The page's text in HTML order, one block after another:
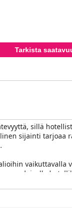
Tarkista
sillä
sijainti tarjoaa
vaikuttavalla
käytännöllisillä